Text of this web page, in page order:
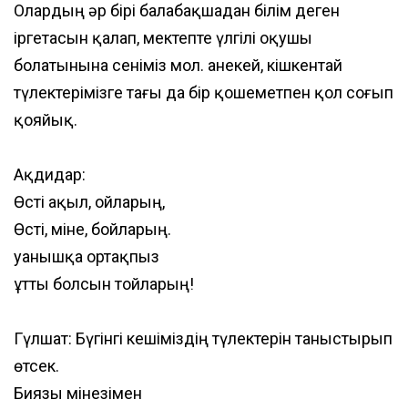
Олардың әр бірі балабақшадан білім деген
іргетасын қалап, мектепте үлгілі оқушы
болатынына сеніміз мол. Қанекей, кішкентай
түлектерімізге тағы да бір қошеметпен қол соғып
қояйық.
Ақдидар:
Өсті ақыл, ойларың,
Өсті, міне, бойларың.
Қуанышқа ортақпыз
Құтты болсын тойларың!
Гүлшат: Бүгінгі кешіміздің түлектерін таныстырып
өтсек.
Биязы мінезімен